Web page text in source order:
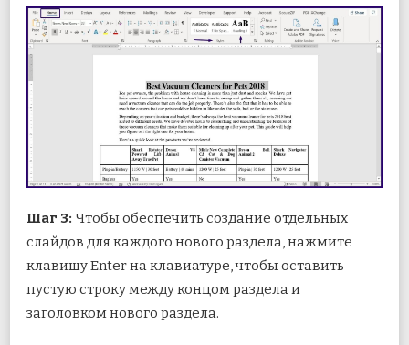
Шаг 3: Чтобы обеспечить создание отдельных
слайдов для каждого нового раздела, нажмите
клавишу Enter на клавиатуре, чтобы оставить
пустую строку между концом раздела и
заголовком нового раздела.